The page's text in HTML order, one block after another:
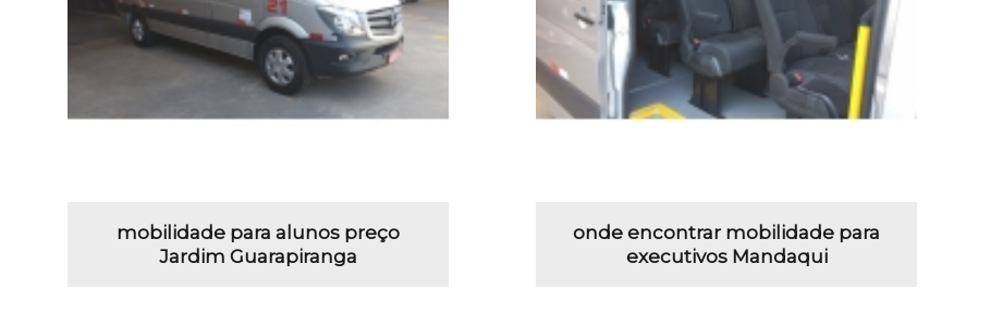
mobilidade para alunos preço
Jardim Guarapiranga
onde encontrar mobilidade para
executivos Mandaqui